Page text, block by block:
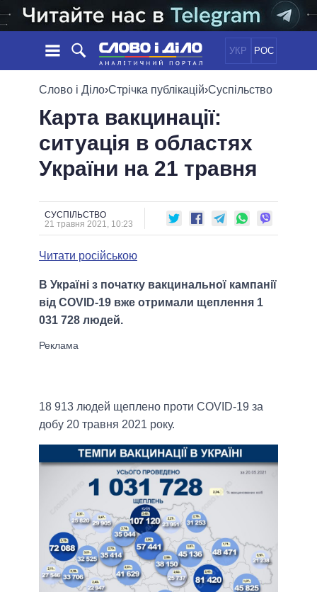
УКР РОС
НОВИНИ
СТРІЧКА
ПОДІЇ
СТАТТІ
ДУМКИ
ОГЛЯДИ
ДАЙДЖЕСТИ
ПОЛІТИКА
ЕКОНОМІКА
СУСПІЛЬСТВО
ОБIЦЯНКИ
ПОЛIТИКИ
УСІ ПОЛІТИКИ
ПРЕЗИДЕНТ І ОФІС
ВЕРХОВНА РАДА
МЕРИ МІСТ
ВСІ ПЕРСОНИ
ІНФОГРАФІКА
ВІДЕО
Слово і Діло›Стрічка публікацій›Суспільство
Карта вакцинації:
ситуація в областях
України на 21 травня
СУСПІЛЬСТВО
21 травня 2021, 10:23
Читати російською
В Україні з початку вакцинальної кампанії
від COVID-19 вже отримали щеплення 1
031 728 людей.
18 913 людей щеплено проти COVID-19 за
добу 20 травня 2021 року.